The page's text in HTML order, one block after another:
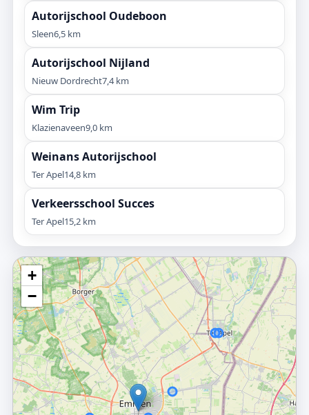
Autorijschool Oudeboon
Sleen6,5 km
Autorijschool Nijland
Nieuw Dordrecht7,4 km
Wim Trip
Klazienaveen9,0 km
Weinans Autorijschool
Ter Apel14,8 km
Verkeersschool Succes
Ter Apel15,2 km
+
−